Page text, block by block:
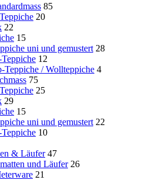
85
20
22
15
uni und gemustert 28
12
Teppiche / Wollteppiche 4
75
25
29
15
uni und gemustert 22
10
& Läufer 47
und Läufer 26
21